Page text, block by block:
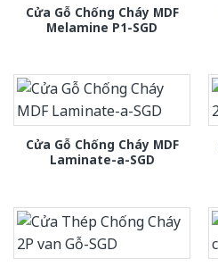
Cửa Gỗ Chống Cháy MDF
Melamine P1-SGD
Cửa Gỗ Chống Cháy MDF
Laminate-a-SGD